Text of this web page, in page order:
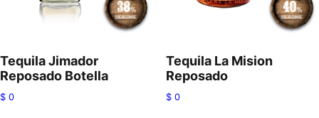
Tequila Jimador
Reposado Botella
$ 0
Tequila La Mision
Reposado
$0